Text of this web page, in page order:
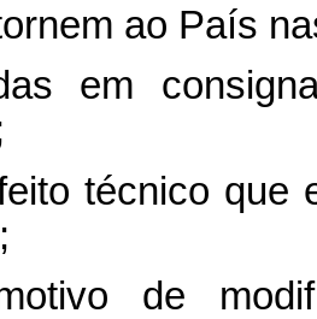
ao País
em
técnico que
de